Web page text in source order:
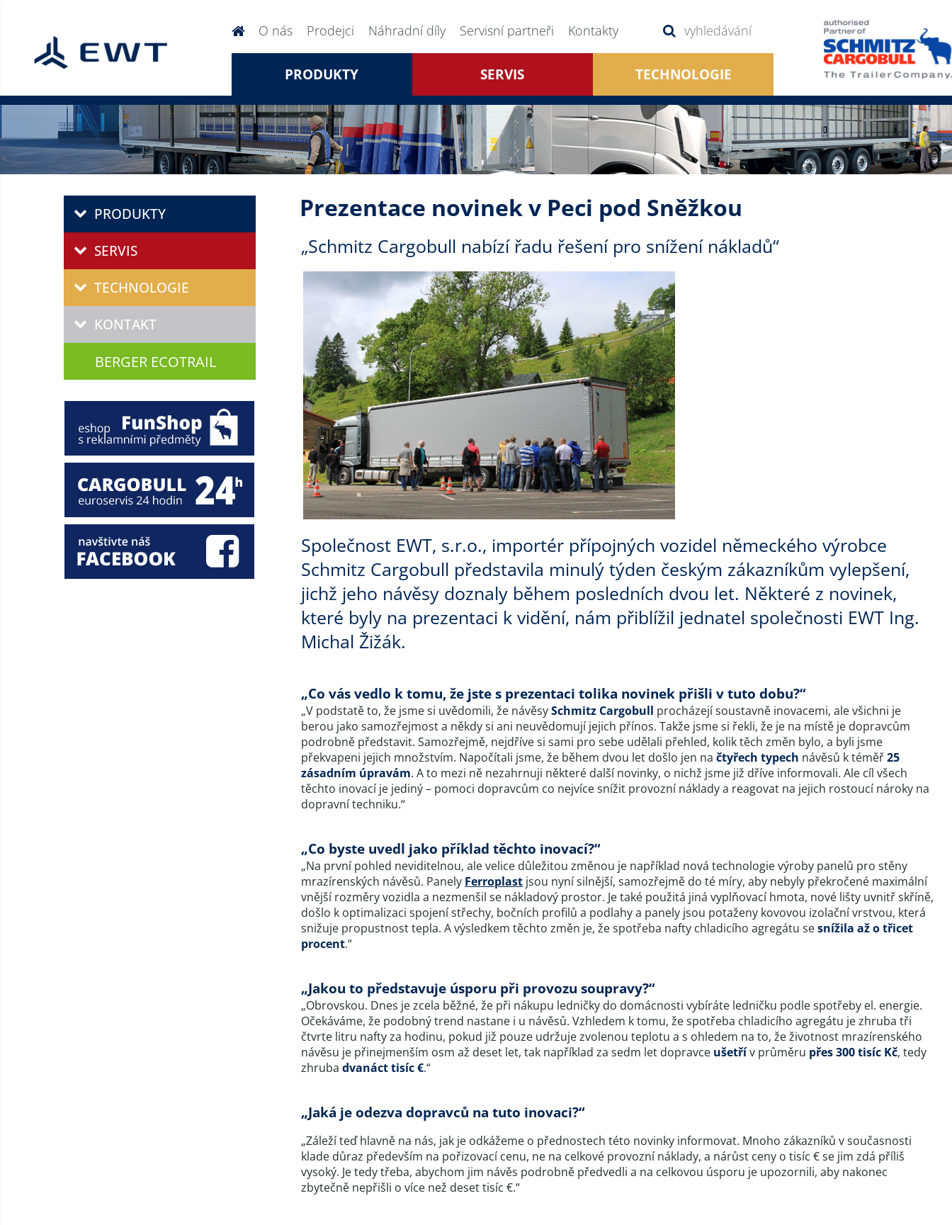
O nás Prodejci Náhradní díly Servisní partneři Kontakty
PRODUKTY SERVIS TECHNOLOGIE
Prezentace novinek v Peci pod Sněžkou
„Schmitz Cargobull nabízí řadu řešení pro snížení nákladů“
Společnost EWT, s.r.o., importér přípojných vozidel německého výrobce
Schmitz Cargobull představila minulý týden českým zákazníkům vylepšení,
jichž jeho návěsy doznaly během posledních dvou let. Některé z novinek,
které byly na prezentaci k vidění, nám přiblížil jednatel společnosti EWT Ing.
Michal Žižák.
„Co vás vedlo k tomu, že jste s prezentaci tolika novinek přišli v tuto dobu?“
„V podstatě to, že jsme si uvědomili, že návěsySchmitz Cargobull procházejí soustavně inovacemi, ale všichni je
berou jako samozřejmost a někdy si ani neuvědomují jejich přínos. Takže jsme si řekli, že je na místě je dopravcům
podrobně představit. Samozřejmě, nejdříve si sami pro sebe udělali přehled, kolik těch změn bylo, a byli jsme
překvapeni jejich množstvím. Napočítali jsme, že během dvou let došlo jen na čtyřech typech návěsů k téměř25
zásadním úpravám. A to mezi ně nezahrnuji některé další novinky, o nichž jsme již dříve informovali. Ale cíl všech
těchto inovací je jediný – pomoci dopravcům co nejvíce snížit provozní náklady a reagovat na jejich rostoucí nároky na
dopravní techniku.“
„Co byste uvedl jako příklad těchto inovací?“
„Na první pohled neviditelnou, ale velice důležitou změnou je například nová technologie výroby panelů pro stěny
mrazírenských návěsů. Panely Ferroplast jsou nyní silnější, samozřejmě do té míry, aby nebyly překročené maximální
vnější rozměry vozidla a nezmenšil se nákladový prostor. Je také použitá jiná vyplňovací hmota, nové lišty uvnitř skříně,
došlo k optimalizaci spojení střechy, bočních profilů a podlahy a panely jsou potaženy kovovou izolační vrstvou, která
snižuje propustnost tepla. A výsledkem těchto změn je, že spotřeba nafty chladicího agregátu sesnížila až o třicet
procent.“
„Jakou to představuje úsporu při provozu soupravy?“
„Obrovskou. Dnes je zcela běžné, že při nákupu ledničky do domácnosti vybíráte ledničku podle spotřeby el. energie.
Očekáváme, že podobný trend nastane i u návěsů. Vzhledem k tomu, že spotřeba chladicího agregátu je zhruba tři
čtvrte litru nafty za hodinu, pokud již pouze udržuje zvolenou teplotu a s ohledem na to, že životnost mrazírenského
návěsu je přinejmenším osm až deset let, tak například za sedm let dopravce ušetřív průměru přes 300 tisíc Kč, tedy
zhruba dvanáct tisíc €.“
„Jaká je odezva dopravců na tuto inovaci?“
„Záleží teď hlavně na nás, jak je odkážeme o přednostech této novinky informovat. Mnoho zákazníků v současnosti
klade důraz především na pořizovací cenu, ne na celkové provozní náklady, a nárůst ceny o tisíc € se jim zdá příliš
vysoký. Je tedy třeba, abychom jim návěs podrobně předvedli a na celkovou úsporu je upozornili, aby nakonec
zbytečně nepřišli o více než deset tisíc €.“
PRODUKTY
SERVIS
TECHNOLOGIE
KONTAKT
BERGER ECOTRAIL